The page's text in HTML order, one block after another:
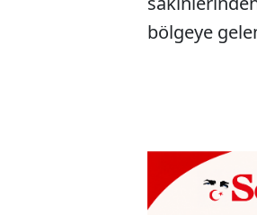
bölgeye